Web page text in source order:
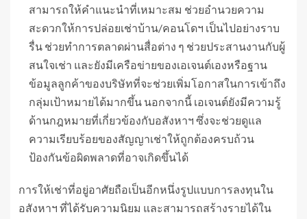
สามารถให้คำแนะนำที่เหมาะสม ช่วยอำนวยความ
สะดวกให้การปล่อยเช่าบ้าน/คอนโดฯ เป็นไปอย่างราบ
รื่น ช่วยทำการตลาดผ่านสื่อต่าง ๆ ช่วยประสานงานกับผู้
สนใจเช่า และยังมีเครือข่ายของเอเจนต์เองหรือฐาน
ข้อมูลลูกค้าของบริษัทที่จะช่วยเพิ่มโอกาสในการเข้าถึง
กลุ่มเป้าหมายได้มากขึ้น นอกจากนี้ เอเจนต์ยังมีความรู้
ด้านกฎหมายที่เกี่ยวข้องกับอสังหาฯ ซึ่งจะช่วยดูแล
ความเรียบร้อยของสัญญาเช่าให้ถูกต้องครบถ้วน
ป้องกันข้อผิดพลาดที่อาจเกิดขึ้นได้
การให้เช่าที่อยู่อาศัยถือเป็นอีกหนึ่งรูปแบบการลงทุนใน
อสังหาฯ ที่ได้รับความนิยม และสามารถสร้างรายได้ใน